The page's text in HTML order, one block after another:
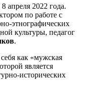
апреля 2022 года.
по работе с
этнографических
культуры, педагог
.
как «мужская
является
исторических